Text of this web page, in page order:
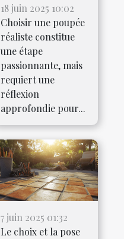
18 juin 2025 10:02
Choisir une poupée
réaliste constitue
une étape
passionnante, mais
requiert une
réflexion
approfondie pour...
7 juin 2025 01:32
Le choix et la pose